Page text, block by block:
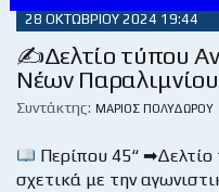
28 ΟΚΤΩΒΡΊΟΥ 2024 19:44
✍Δελτίο τύπου
Νέων Παραλιμνίου
Συντάκτης: ΜΆΡΙΟΣ ΠΟΛΥΔΏΡΟΥ
Περίπου 45“
σχετικά με την